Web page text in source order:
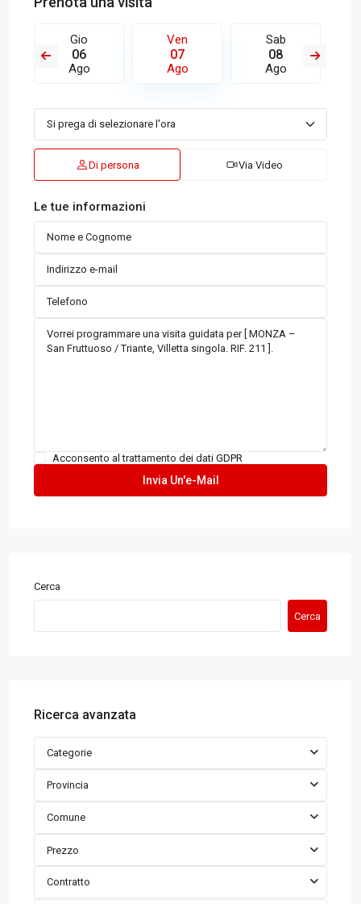
Gio
06
Ago
Ven
07
Ago
Sab
08
Ago
Di persona Via Video
Le tue informazioni
Acconsento al trattamento dei dati GDPR
Cerca
Cerca
Ricerca avanzata
Categorie
Provincia
Comune
Prezzo
Contratto